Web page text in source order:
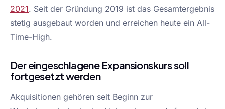
2021. Seit der Gründung 2019 ist das Gesamtergebnis
stetig ausgebaut worden und erreichen heute ein All-
Time-High.
Der eingeschlagene Expansionskurs soll
fortgesetzt werden
Akquisitionen gehören seit Beginn zur